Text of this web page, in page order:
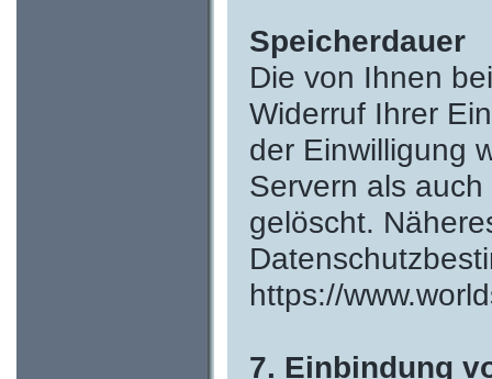
Speicherdauer
Die von Ihnen
Widerruf Ihrer
der Einwilligung
Servern als
gelöscht.
https://
7. Einbindung